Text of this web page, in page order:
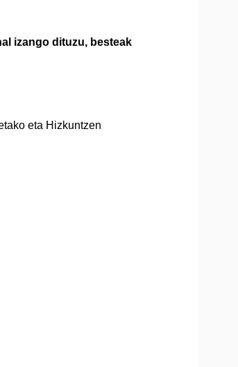
izango dituzu, besteak
eta Hizkuntzen